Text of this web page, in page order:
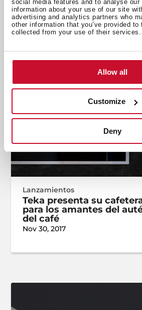
social media features and to analyse
information about your use of our site
advertising and analytics partners who
other information that you’ve provided to
collected from your use of their services.
Allow all
Customize
Deny
Lanzamientos
Teka presenta su
para los amantes del
del café
Nov 30, 2017